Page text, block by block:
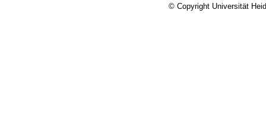
© Copyright Universität